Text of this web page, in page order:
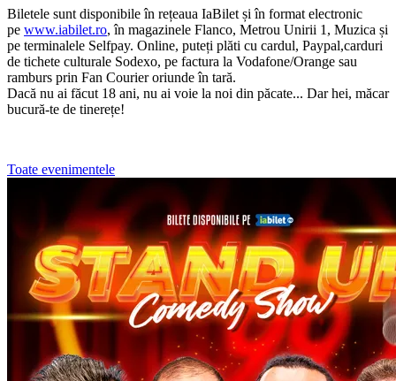
Biletele sunt disponibile în rețeaua IaBilet și în format electronic
pe www.iabilet.ro, în magazinele Flanco, Metrou Unirii 1, Muzica și
pe terminalele Selfpay. Online, puteți plăti cu cardul, Paypal,carduri
de tichete culturale Sodexo, pe factura la Vodafone/Orange sau
ramburs prin Fan Courier oriunde în tară.
Dacă nu ai făcut 18 ani, nu ai voie la noi din păcate... Dar hei, măcar
bucură-te de tinerețe!
Toate evenimentele